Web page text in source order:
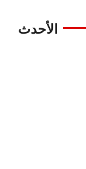
الأحدث